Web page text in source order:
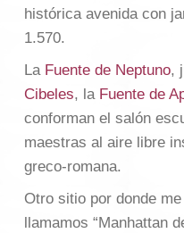
histórica avenida con
1.570.
La Fuente de Neptuno,
Cibeles, la Fuente de
conforman el salón
maestras al aire libre
greco-romana.
Otro sitio por donde
llamamos “Manhattan